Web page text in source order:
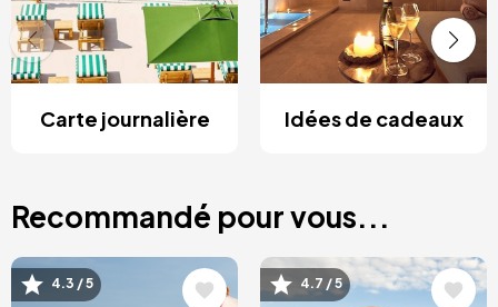
Carte journalière Idées de cadeaux
Recommandé pour vous...
Image
4.3 / 5 Image
4.7 / 5